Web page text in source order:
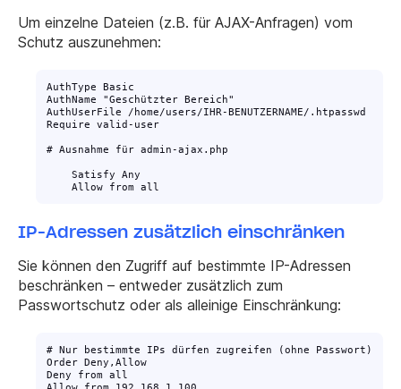
Um einzelne Dateien (z.B. für AJAX-Anfragen) vom
Schutz auszunehmen:
AuthType Basic
AuthName "Geschützter Bereich"
AuthUserFile /home/users/IHR-BENUTZERNAME/.htpasswd
Require valid-user
    Satisfy Any
IP-Adressen zusätzlich einschränken
Sie können den Zugriff auf bestimmte IP-Adressen
beschränken – entweder zusätzlich zum
Passwortschutz oder als alleinige Einschränkung:
# Nur bestimmte IPs dürfen zugreifen (ohne Passwort)
Order Deny,Allow
Deny from all